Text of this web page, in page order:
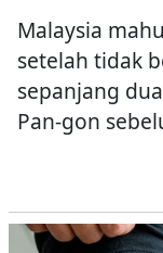
Malaysia
setelah tidak
sepanjang
Pan-gon